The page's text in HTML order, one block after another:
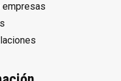
empresas